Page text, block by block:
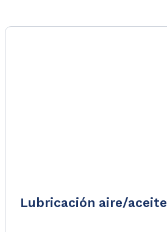
Lubricación aire/aceite